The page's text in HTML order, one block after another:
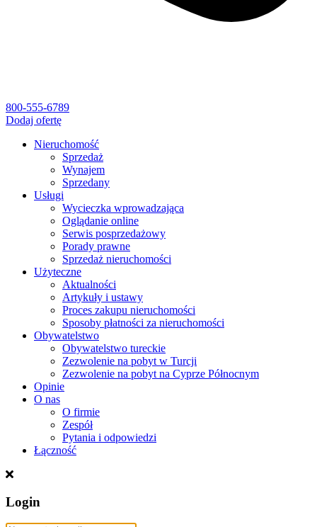
800-555-6789
Dodaj ofertę
Nieruchomość
Sprzedaż
Wynajem
Sprzedany
Usługi
Wycieczka wprowadzająca
Oglądanie online
Serwis posprzedażowy
Porady prawne
Sprzedaż nieruchomości
Użyteczne
Aktualności
Artykuły i ustawy
Proces zakupu nieruchomości
Sposoby płatności za nieruchomości
Obywatelstwo
Obywatelstwo tureckie
Zezwolenie na pobyt w Turcji
Zezwolenie na pobyt na Cyprze Północnym
Opinie
O nas
O firmie
Zespół
Pytania i odpowiedzi
Łączność
Login